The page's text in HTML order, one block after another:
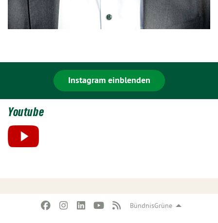
BündnisGrüne
Instagram einblenden
Youtube